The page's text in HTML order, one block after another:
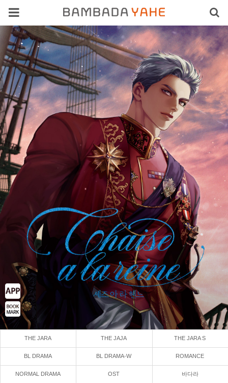
Previous Next
THE JARA THE JAJA THE JARA S
BL DRAMA BL DRAMA-W ROMANCE
NORMAL DRAMA OST 바다라